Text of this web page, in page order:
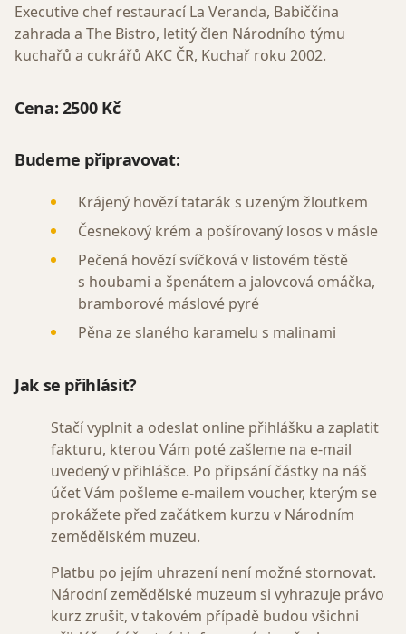
Executive chef restaurací La Veranda, Babiččina
zahrada a The Bistro, letitý člen Národního týmu
kuchařů a cukrářů AKC ČR, Kuchař roku 2002.
Cena: 2500 Kč
Budeme připravovat:
Krájený hovězí tatarák s uzeným žloutkem
Česnekový krém a pošírovaný losos v másle
Pečená hovězí svíčková v listovém těstě
s houbami a špenátem a jalovcová omáčka,
bramborové máslové pyré
Pěna ze slaného karamelu s malinami
Jak se přihlásit?
Stačí vyplnit a odeslat online přihlášku a zaplatit
fakturu, kterou Vám poté zašleme na e-mail
uvedený v přihlášce. Po připsání částky na náš
účet Vám pošleme e-mailem voucher, kterým se
prokážete před začátkem kurzu v Národním
zemědělském muzeu.
Platbu po jejím uhrazení není možné stornovat.
Národní zemědělské muzeum si vyhrazuje právo
kurz zrušit, v takovém případě budou všichni